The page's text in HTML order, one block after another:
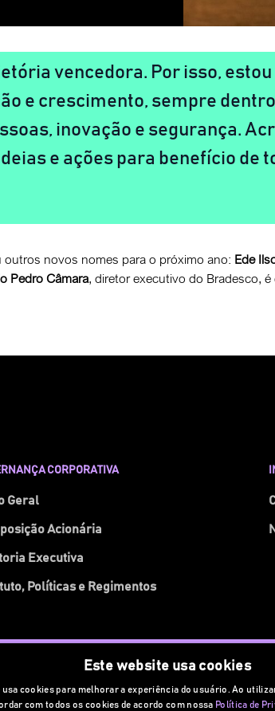
vencedora. Por isso,
e crescimento, sempre
inovação e segurança.
e ações para benefício de
novos nomes para o próximo ano: Ede
Pedro Câmara, diretor executivo do Bradesco,
CORPORATIVA
Geral
Acionária
Executiva
Políticas e Regimentos
Powered by MZ
Este website usa cookies
usa cookies para melhorar a experiência do usuário. Ao
com todos os cookies de acordo com nossa Política de